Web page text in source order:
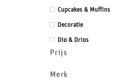
Cupcakes & Muffins
Decoratie
Dip & Drips
Dozen & Dummies
Drums & Boards
Prijs
Merk